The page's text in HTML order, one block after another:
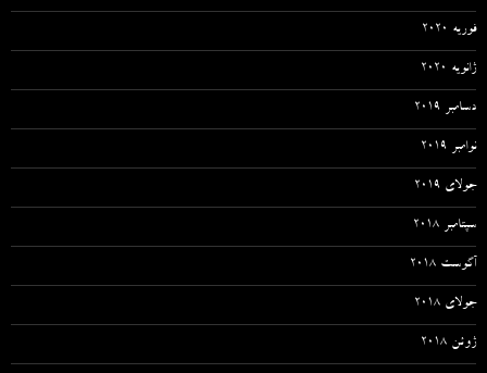
فوریه 2020
ژانویه 2020
دسامبر 2019
نوامبر 2019
جولای 2019
سپتامبر 2018
آگوست 2018
جولای 2018
ژوئن 2018